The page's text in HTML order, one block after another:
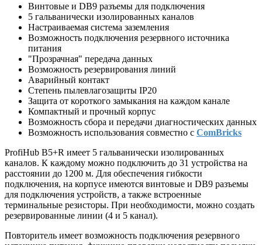
Винтовые и DB9 разъемы для подключения
5 гальванически изолированных каналов
Настраиваемая система заземления
Возможность подключения резервного источника
питания
"Прозрачная" передача данных
Возможность резервирования линий
Аварийный контакт
Степень пылевлагозащиты IP20
Защита от короткого замыкания на каждом канале
Компактный и прочный корпус
Возможность сбора и передачи диагностических данных
Возможность использования совместно с ComBricks
ProfiHub B5+R имеет 5 гальванически изолированных
каналов. К каждому можно подключить до 31 устройства на
расстоянии до 1200 м. Для обеспечения гибкости
подключения, на корпусе имеются винтовые и DB9 разъемы
для подключения устройств, а также встроенные
терминальные резисторы. При необходимости, можно создать
резервированные линии (4 и 5 канал).
Повторитель имеет возможность подключения резервного